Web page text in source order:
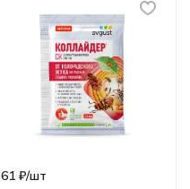
61 ₽/шт